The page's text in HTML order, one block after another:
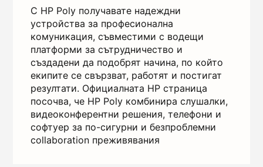
С HP Poly получавате надеждни
устройства за професионална
комуникация, съвместими с водещи
платформи за сътрудничество и
създадени да подобрят начина, по който
екипите се свързват, работят и постигат
резултати. Официалната HP страница
посочва, че HP Poly комбинира слушалки,
видеоконферентни решения, телефони и
софтуер за по-сигурни и безпроблемни
collaboration преживявания